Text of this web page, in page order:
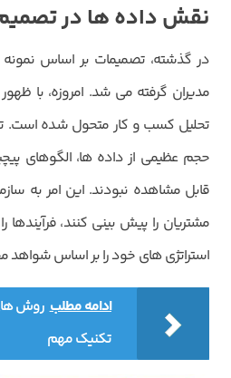
نقش داده ها در
در گذشته، تصمیمات بر اساس
تحلیل کسب و کار متحول شده است.
حجم عظیمی از داده ها، الگوهای
قابل مشاهده نبودند. این امر به
مشتریان را پیش بینی کنند، فرآیندها
استراتژی های خود را بر اساس شواهد
ادامه مطلب
تکنیک مهم